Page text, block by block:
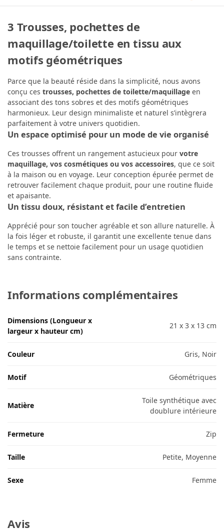
3 Trousses, pochettes de
maquillage/toilette en tissu aux
motifs géométriques
Parce que la beauté réside dans la simplicité, nous avons
conçu ces trousses, pochettes de toilette/maquillage en
associant des tons sobres et des motifs géométriques
harmonieux. Leur design minimaliste et naturel s’intègrera
parfaitement à votre univers quotidien.
Un espace optimisé pour un mode de vie organisé
Ces trousses offrent un rangement astucieux pour votre
maquillage, vos cosmétiques ou vos accessoires, que ce soit
à la maison ou en voyage. Leur conception épurée permet de
retrouver facilement chaque produit, pour une routine fluide
et apaisante.
Un tissu doux, résistant et facile d’entretien
Apprécié pour son toucher agréable et son allure naturelle. À
la fois léger et robuste, il garantit une excellente tenue dans
le temps et se nettoie facilement pour un usage quotidien
sans contrainte.
Informations complémentaires
Dimensions (Longueur x
largeur x hauteur cm)
21 x 3 x 13 cm
Couleur Gris, Noir
Motif Géométriques
Matière
Toile synthétique avec
doublure intérieure
Fermeture Zip
Taille Petite, Moyenne
Sexe Femme
Avis